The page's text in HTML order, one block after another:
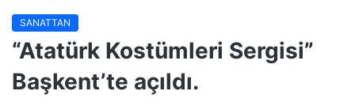
SANATTAN
“Atatürk Kostümleri Sergisi”
Başkent’te açıldı.